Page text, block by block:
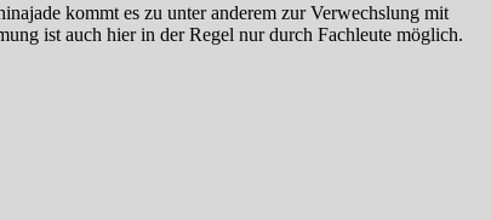
kommt es zu unter anderem zur Verwechslung mit
ist auch hier in der Regel nur durch Fachleute möglich.